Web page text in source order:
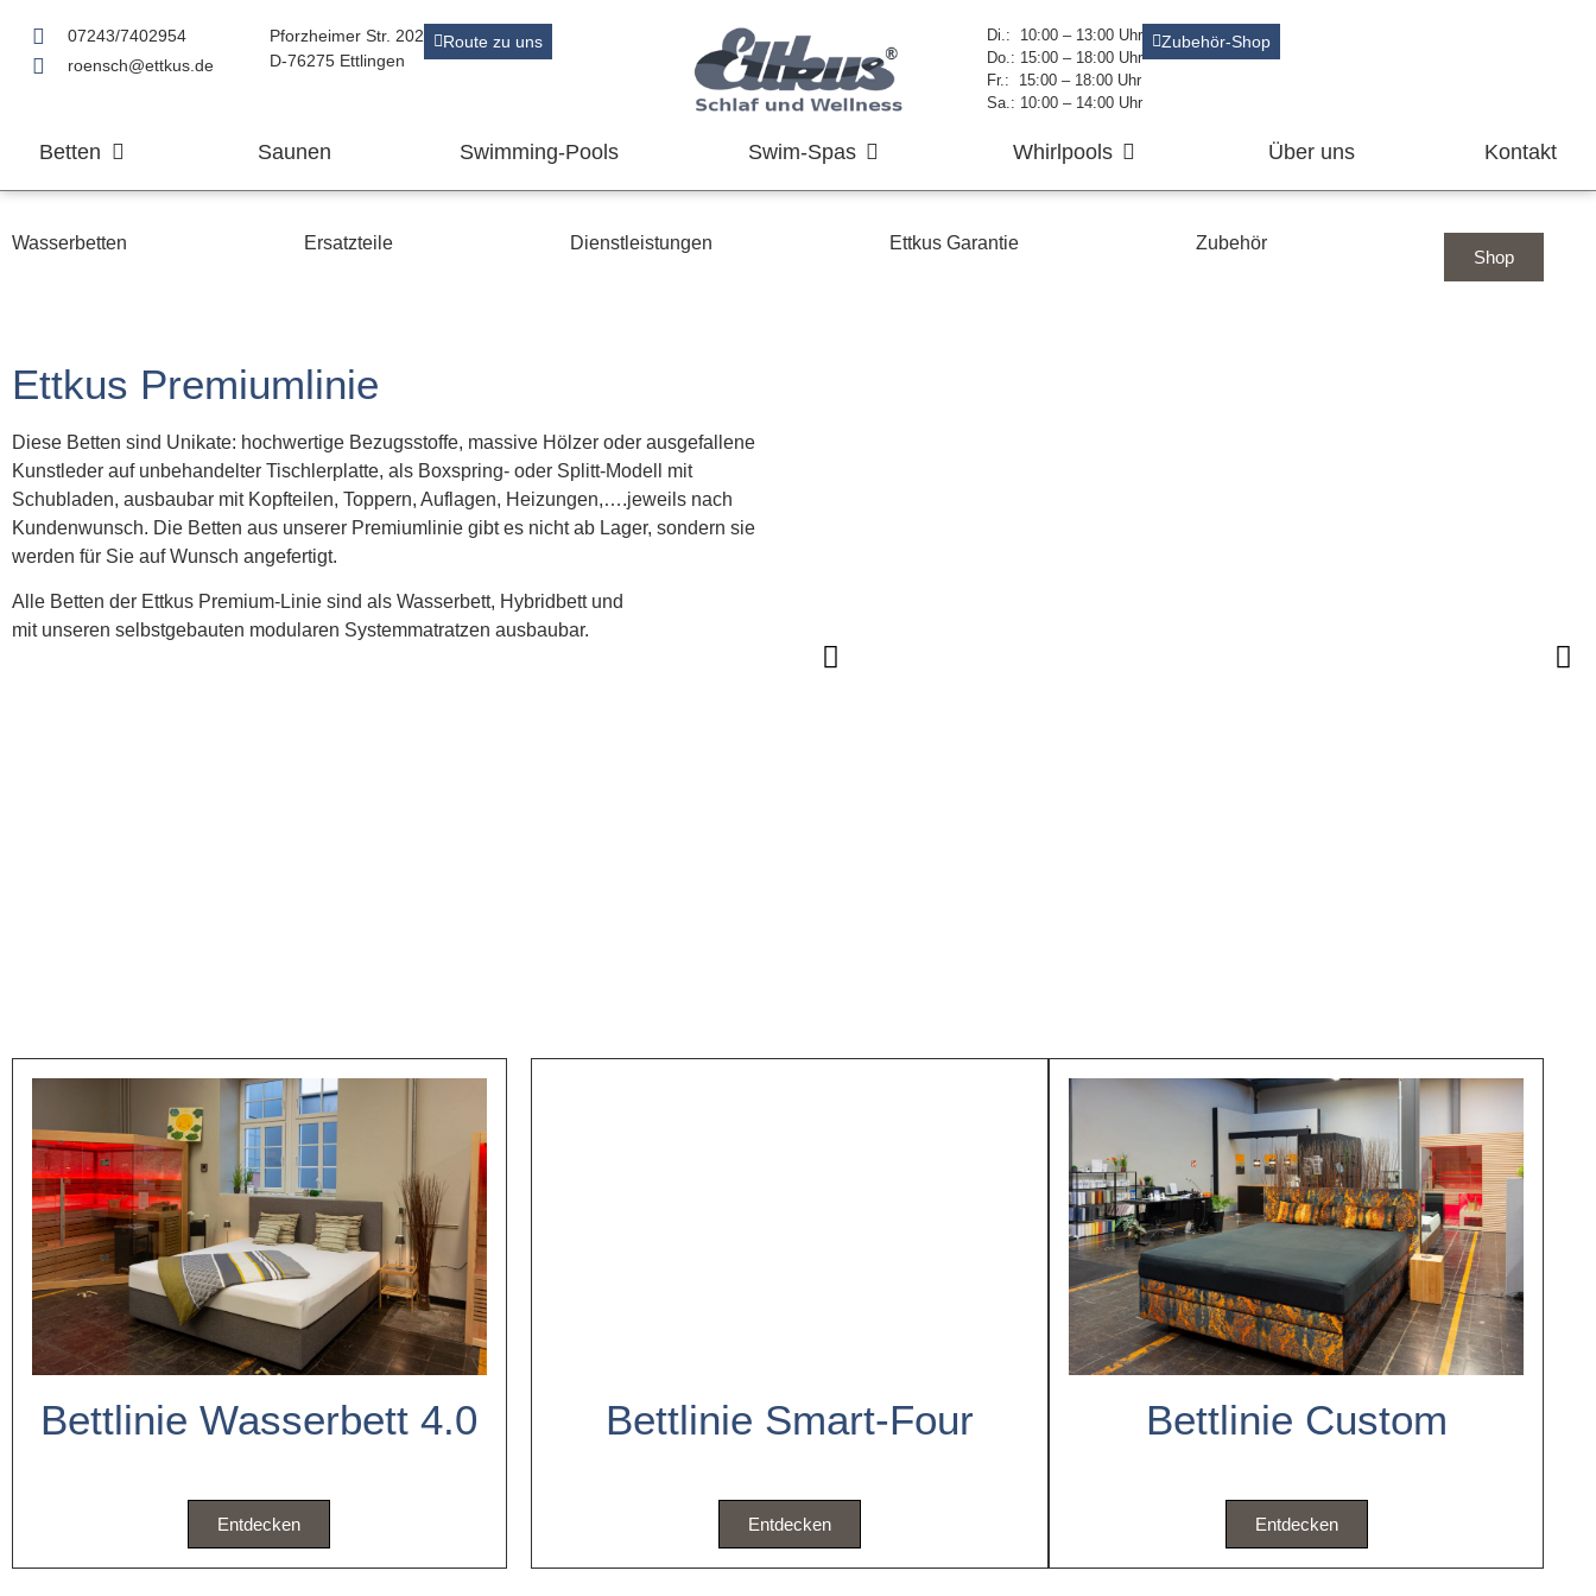
07243/7402954
roensch@ettkus.de
Pforzheimer Str. 202
D-76275 Ettlingen
Route zu uns
Di.: 10:00 – 13:00 Uhr
Do.: 15:00 – 18:00 Uhr
Fr.: 15:00 – 18:00 Uhr
Sa.: 10:00 – 14:00 Uhr
Zubehör-Shop
Betten Saunen Swimming-Pools Swim-Spas Whirlpools Über uns Kontakt
Wasserbetten Ersatzteile Dienstleistungen Ettkus Garantie Zubehör
Shop
Ettkus Premiumlinie
Diese Betten sind Unikate: hochwertige Bezugsstoffe, massive Hölzer oder ausgefallene
Kunstleder auf unbehandelter Tischlerplatte, als Boxspring- oder Splitt-Modell mit
Schubladen, ausbaubar mit Kopfteilen, Toppern, Auflagen, Heizungen,….jeweils nach
Kundenwunsch. Die Betten aus unserer Premiumlinie gibt es nicht ab Lager, sondern sie
werden für Sie auf Wunsch angefertigt.
Alle Betten der Ettkus Premium-Linie sind als Wasserbett, Hybridbett und
mit unseren selbstgebauten modularen Systemmatratzen ausbaubar.
Bettlinie Wasserbett 4.0
Entdecken
Bettlinie Smart-Four
Entdecken
Bettlinie Custom
Entdecken